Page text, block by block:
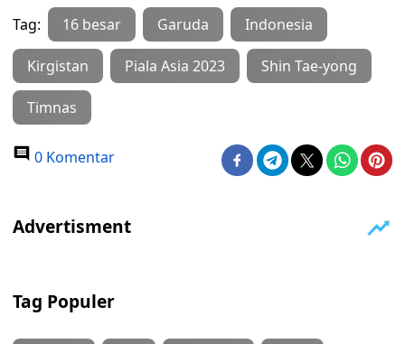
Tag: 16 besar Garuda Indonesia
Kirgistan Piala Asia 2023 Shin Tae-yong
Timnas
0 Komentar
Tag Populer